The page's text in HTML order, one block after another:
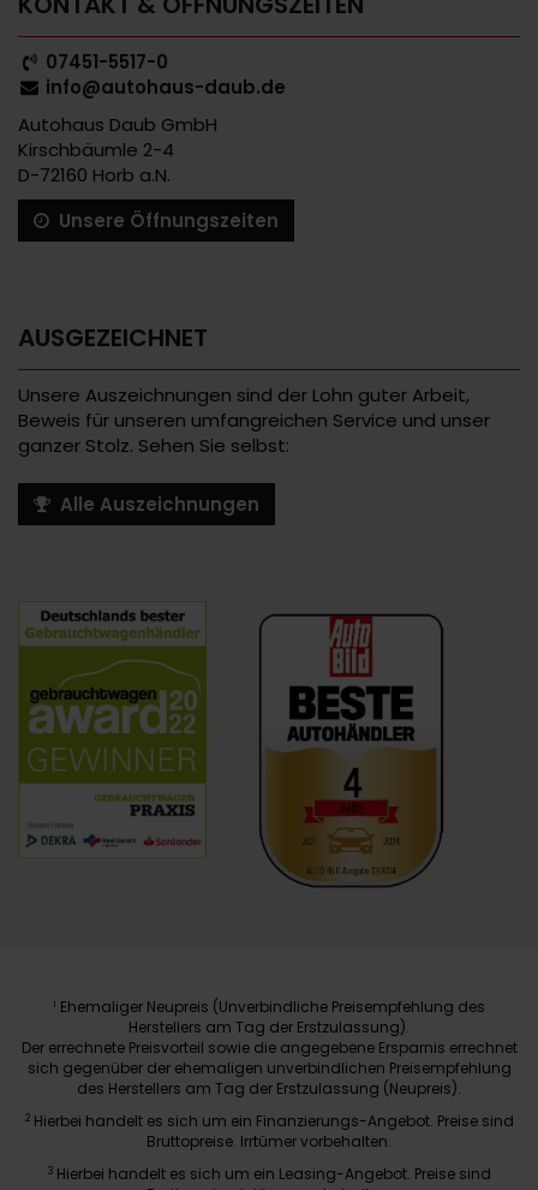
07451-5517-0
info@autohaus-daub.de
Autohaus Daub GmbH
Kirschbäumle 2-4
D-72160 Horb a.N.
Unsere Öffnungszeiten
AUSGEZEICHNET
Unsere Auszeichnungen sind der Lohn guter Arbeit,
Beweis für unseren umfangreichen Service und unser
ganzer Stolz. Sehen Sie selbst:
Alle Auszeichnungen
1 Ehemaliger Neupreis (Unverbindliche Preisempfehlung des
Herstellers am Tag der Erstzulassung).
Der errechnete Preisvorteil sowie die angegebene Ersparnis errechnet
sich gegenüber der ehemaligen unverbindlichen Preisempfehlung
des Herstellers am Tag der Erstzulassung (Neupreis).
2 Hierbei handelt es sich um ein Finanzierungs-Angebot. Preise sind
Bruttopreise. Irrtümer vorbehalten.
3 Hierbei handelt es sich um ein Leasing-Angebot. Preise sind